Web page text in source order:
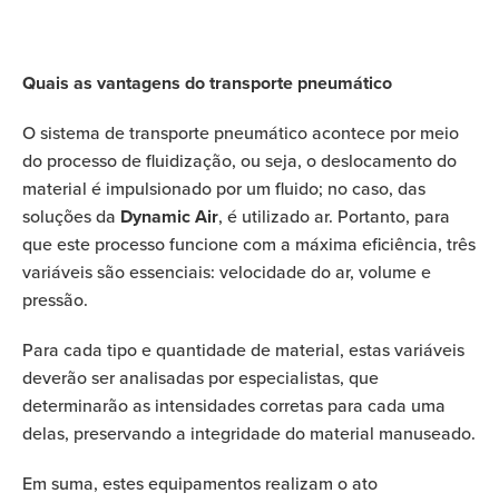
Quais as vantagens do transporte pneumático
O sistema de transporte pneumático acontece por meio
do processo de fluidização, ou seja, o deslocamento do
material é impulsionado por um fluido; no caso, das
soluções da Dynamic Air, é utilizado ar. Portanto, para
que este processo funcione com a máxima eficiência, três
variáveis são essenciais: velocidade do ar, volume e
pressão.
Para cada tipo e quantidade de material, estas variáveis
deverão ser analisadas por especialistas, que
determinarão as intensidades corretas para cada uma
delas, preservando a integridade do material manuseado.
Em suma, estes equipamentos realizam o ato